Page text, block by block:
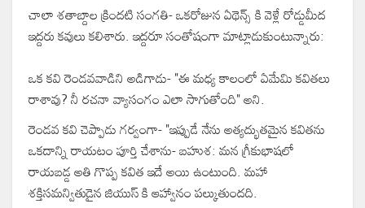
చాలా శతాబ్దాల క్రిందటి సంగతి- ఒకరోజున ఏథెన్స్ కి వెళ్లే రోడ్డుమీద
ఇద్దరు కవులు కలిశారు. ఇద్దరూ సంతోషంగా మాట్లాడుకుంటున్నారు:
ఒక కవి రెండవవాడిని అడిగాడు- "ఈ మధ్య కాలంలో ఏమేమి కవితలు
రాశావు? నీ రచనా వ్యాసంగం ఎలా సాగుతోంది" అని.
రెండవ కవి చెప్పాడు గర్వంగా- "ఇప్పుడే నేను అత్యద్భుతమైన కవితను
ఒకదాన్ని రాయటం పూర్తి చేశాను- బహుశ: మన గ్రీకుభాషలో
రాయబడ్డ అతి గొప్ప కవిత ఇదే అయి ఉంటుంది. మహా
శక్తిసమన్వితుడైన జియుస్ కి ఆహ్వానం పల్కుతుందది.